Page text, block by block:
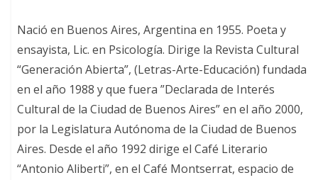
Nació en Buenos Aires, Argentina en 1955. Poeta y
ensayista, Lic. en Psicología. Dirige la Revista Cultural
“Generación Abierta”, (Letras-Arte-Educación) fundada
en el año 1988 y que fuera ”Declarada de Interés
Cultural de la Ciudad de Buenos Aires” en el año 2000,
por la Legislatura Autónoma de la Ciudad de Buenos
Aires. Desde el año 1992 dirige el Café Literario
“Antonio Aliberti”, en el Café Montserrat, espacio de